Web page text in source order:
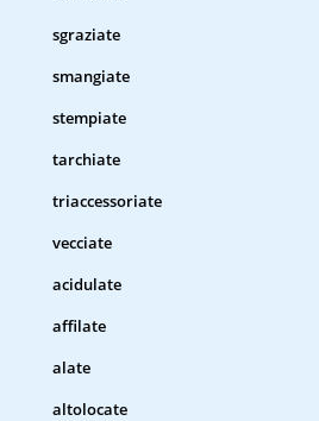
sgraziate
smangiate
stempiate
tarchiate
triaccessoriate
vecciate
acidulate
affilate
alate
altolocate